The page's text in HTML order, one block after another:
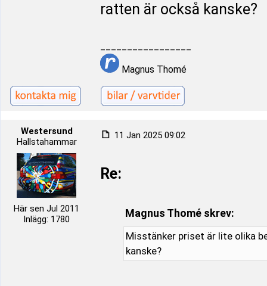
ratten är också kanske?
Magnus Thomé
Westersund
Hallstahammar
Här sen Jul 2011
Inlägg: 1780
11 Jan 2025 09:02
Re:
Magnus Thomé skrev:
Misstänker priset är lite olika
kanske?